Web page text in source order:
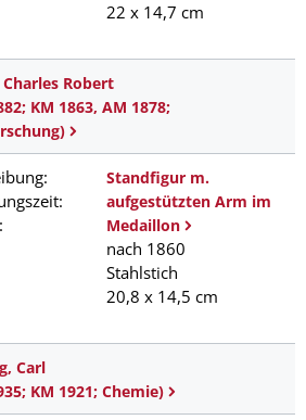
22 x 14,7 cm
Robert
KM 1863, AM 1878;
Standfigur m.
aufgestützten Arm im
Medaillon
nach 1860
Stahlstich
20,8 x 14,5 cm
Carl
KM 1921; Chemie)